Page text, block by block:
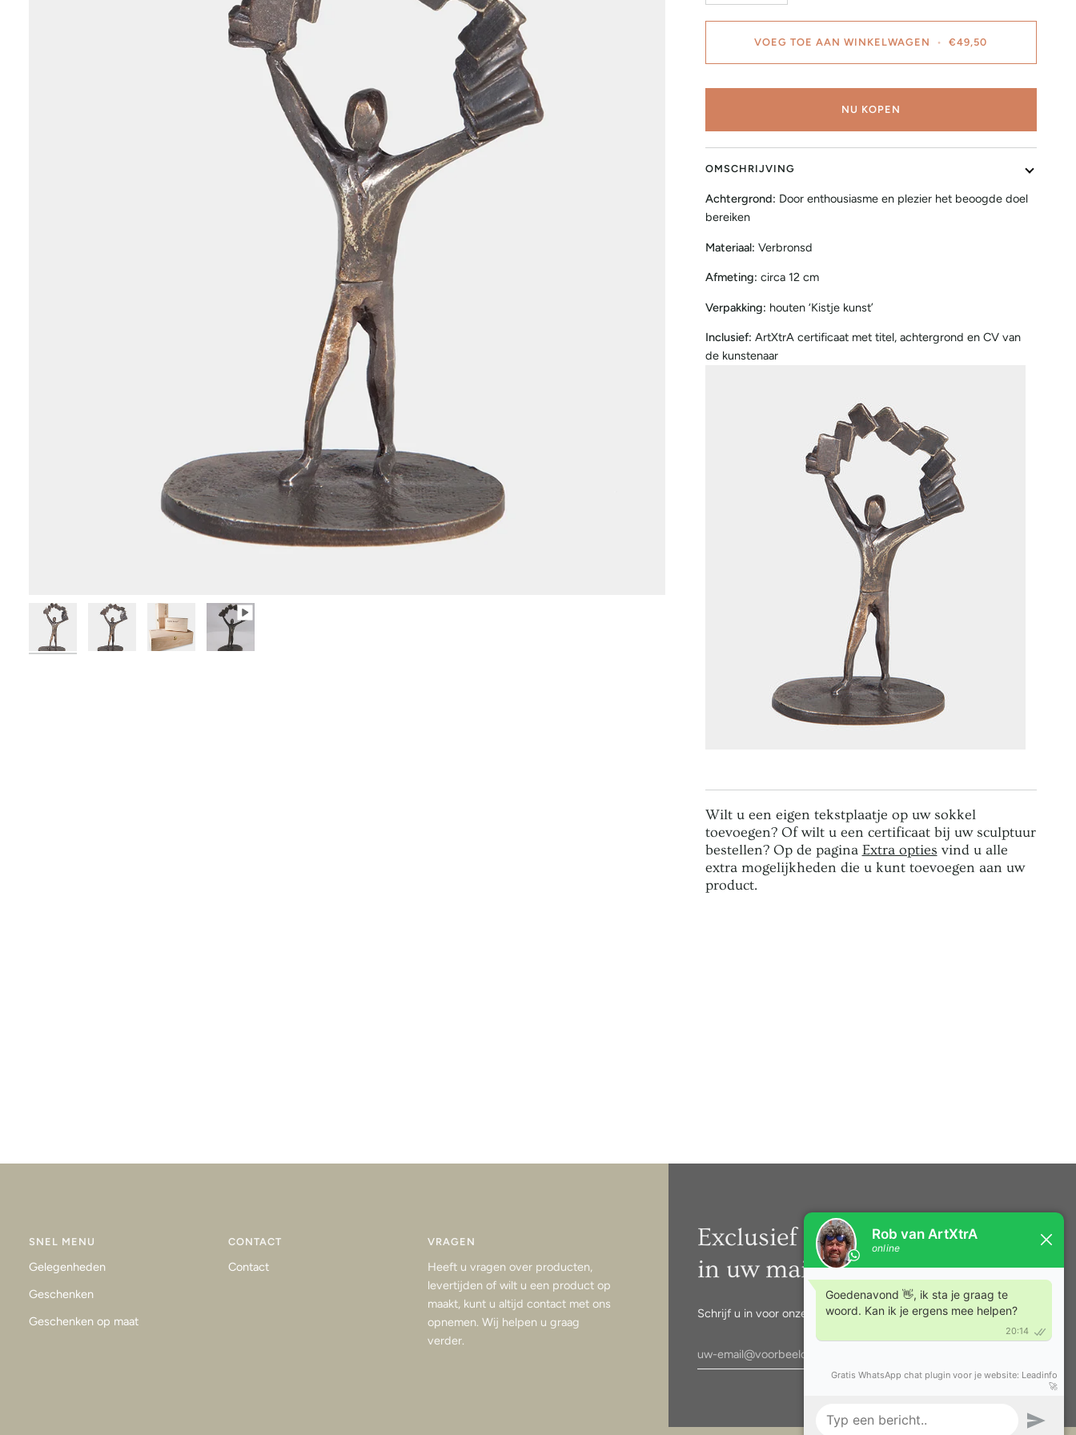
VOEG TOE AAN WINKELWAGEN • €49,50
NU KOPEN
OMSCHRIJVING
Achtergrond: Door enthousiasme en plezier het beoogde doel
bereiken
Materiaal: Verbronsd
Afmeting: circa 12 cm
Verpakking: houten ‘Kistje kunst’
Inclusief: ArtXtrA certificaat met titel, achtergrond en CV van
de kunstenaar
Wilt u een eigen tekstplaatje op uw sokkel
toevoegen? Of wilt u een certificaat bij uw sculptuur
bestellen? Op de pagina Extra opties vind u alle
extra mogelijkheden die u kunt toevoegen aan uw
product.
Exclusief nieuws rechtstreeks
in uw mail.
Schrijf u in voor onze nieuwsbrief.
SNEL MENU
Gelegenheden
Geschenken
Geschenken op maat
CONTACT
Contact
VRAGEN
Heeft u vragen over producten,
levertijden of wilt u een product op
maakt, kunt u altijd contact met ons
opnemen. Wij helpen u graag
verder.